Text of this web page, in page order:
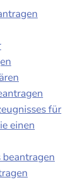
für
einen